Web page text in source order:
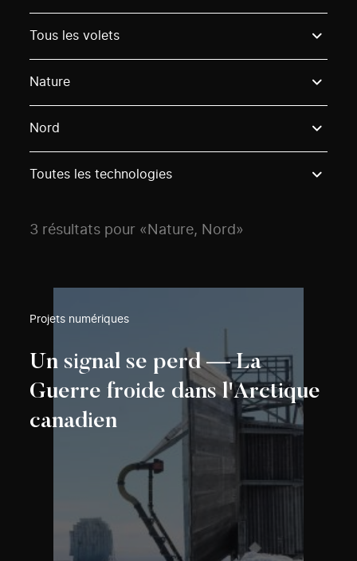
Tous les volets
Nature
Nord
Toutes les technologies
3 résultats pour «Nature, Nord»
Projets numériques
Un signal se perd — La
Guerre froide dans l'Arctique
canadien